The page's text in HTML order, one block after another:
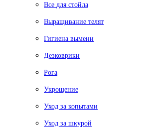
Все для стойла
Выращивание телят
Гигиена вымени
Дезковрики
Рога
Укрощение
Уход за копытами
Уход за шкурой